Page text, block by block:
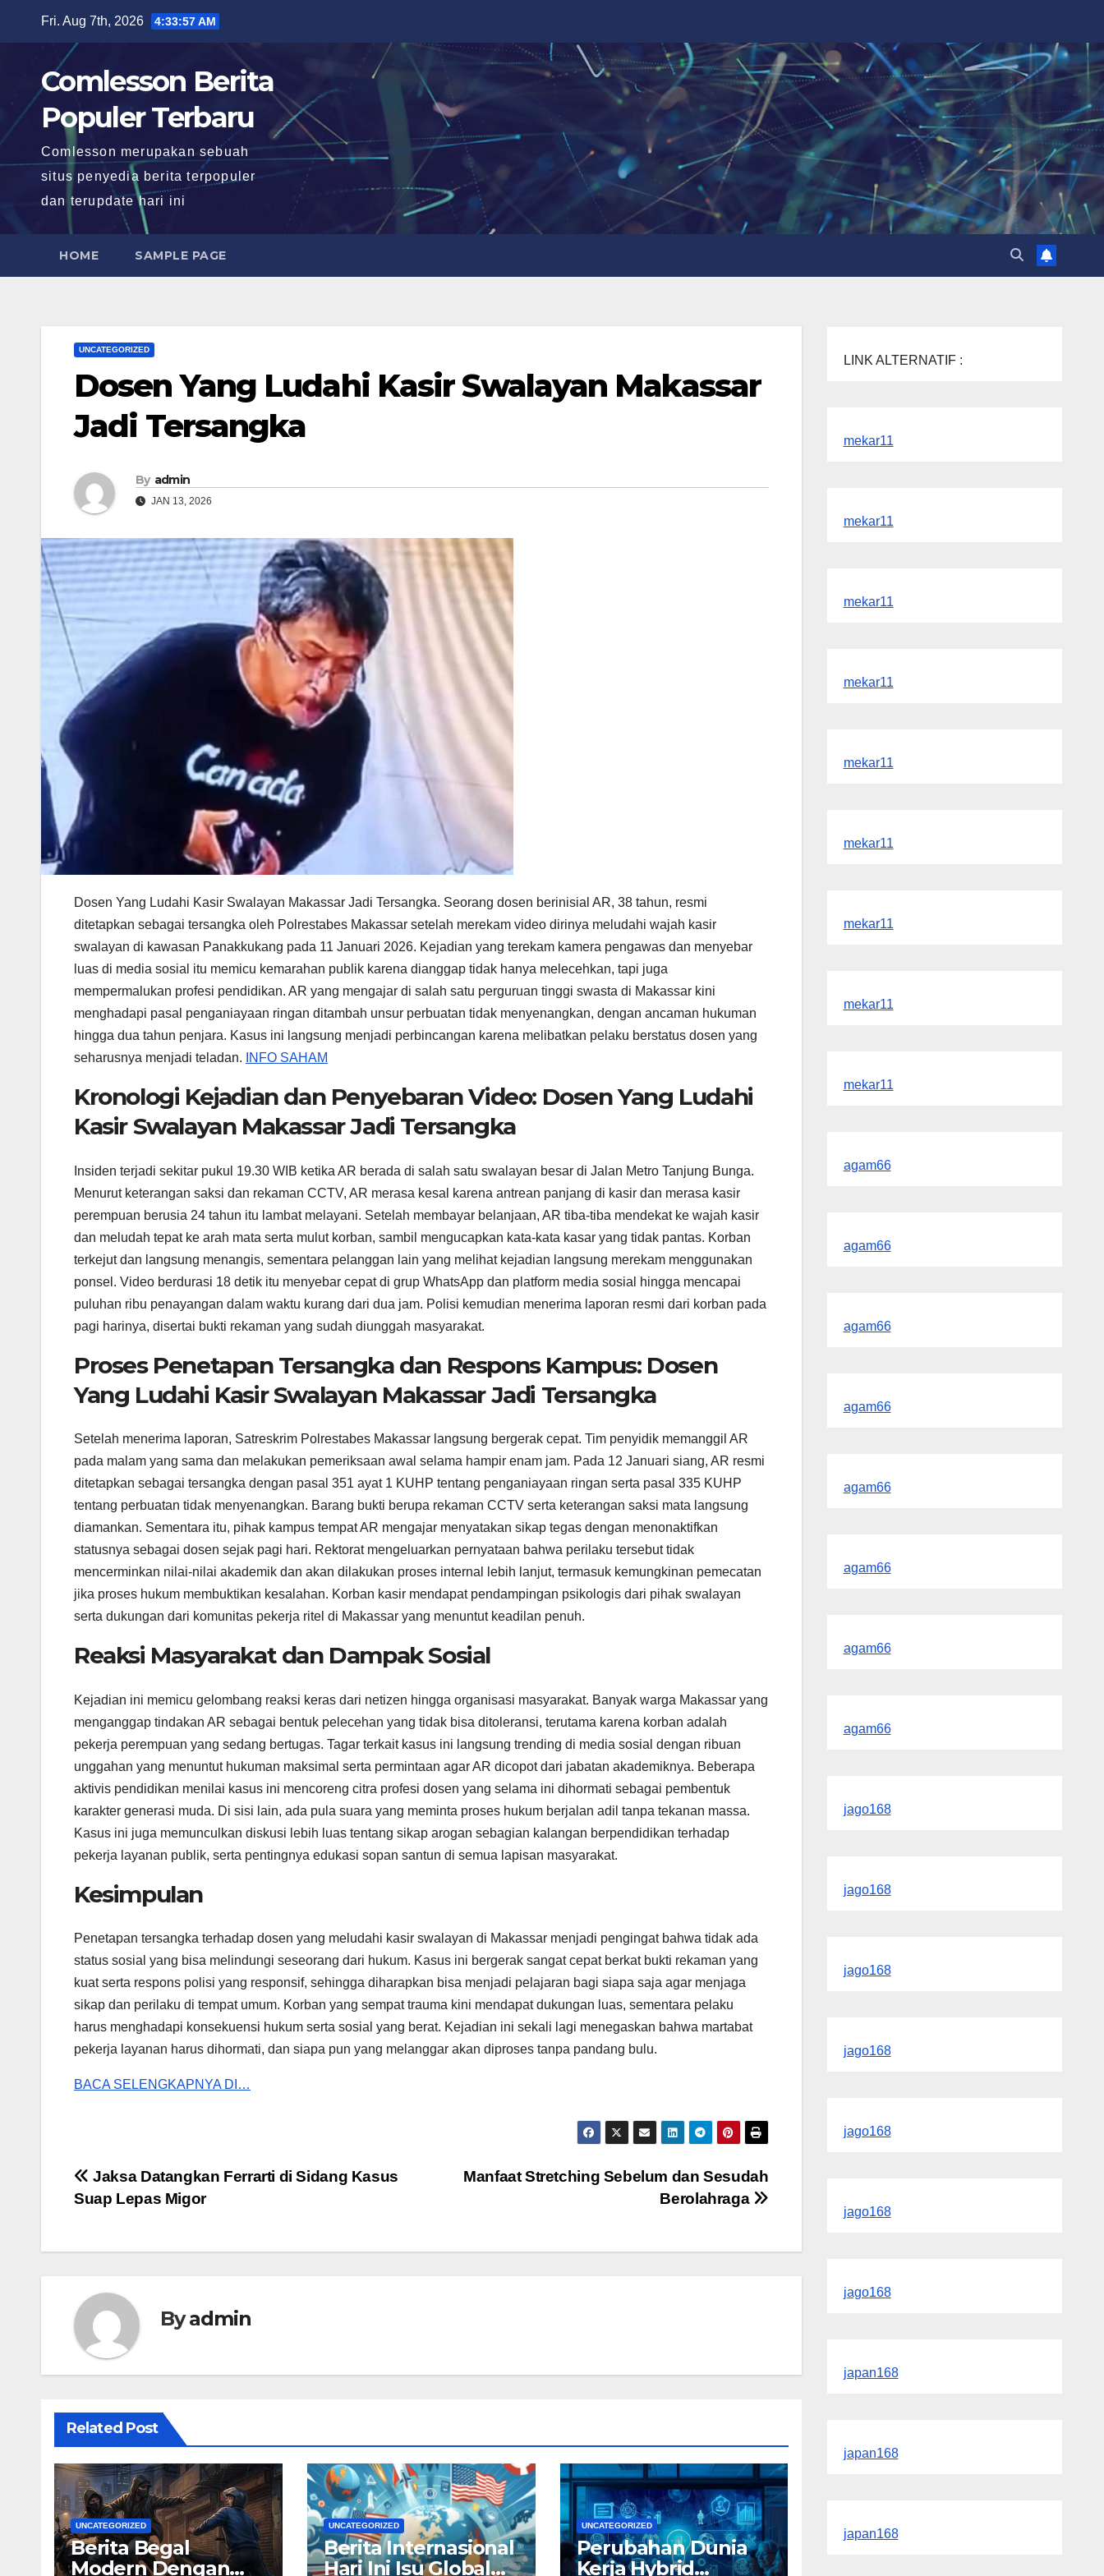
Fri. Aug 7th, 2026 4:33:58 AM
Comlesson Berita
Populer Terbaru
Comlesson merupakan sebuah
situs penyedia berita terpopuler
dan terupdate hari ini
HOME SAMPLE PAGE
UNCATEGORIZED
Dosen Yang Ludahi Kasir Swalayan Makassar
Jadi Tersangka
By admin
JAN 13, 2026
Dosen Yang Ludahi Kasir Swalayan Makassar Jadi Tersangka. Seorang dosen berinisial AR, 38 tahun, resmi
ditetapkan sebagai tersangka oleh Polrestabes Makassar setelah merekam video dirinya meludahi wajah kasir
swalayan di kawasan Panakkukang pada 11 Januari 2026. Kejadian yang terekam kamera pengawas dan menyebar
luas di media sosial itu memicu kemarahan publik karena dianggap tidak hanya melecehkan, tapi juga
mempermalukan profesi pendidikan. AR yang mengajar di salah satu perguruan tinggi swasta di Makassar kini
menghadapi pasal penganiayaan ringan ditambah unsur perbuatan tidak menyenangkan, dengan ancaman hukuman
hingga dua tahun penjara. Kasus ini langsung menjadi perbincangan karena melibatkan pelaku berstatus dosen yang
seharusnya menjadi teladan.
INFO SAHAM
Kronologi Kejadian dan Penyebaran Video: Dosen Yang Ludahi
Kasir Swalayan Makassar Jadi Tersangka
Insiden terjadi sekitar pukul 19.30 WIB ketika AR berada di salah satu swalayan besar di Jalan Metro Tanjung Bunga.
Menurut keterangan saksi dan rekaman CCTV, AR merasa kesal karena antrean panjang di kasir dan merasa kasir
perempuan berusia 24 tahun itu lambat melayani. Setelah membayar belanjaan, AR tiba-tiba mendekat ke wajah kasir
dan meludah tepat ke arah mata serta mulut korban, sambil mengucapkan kata-kata kasar yang tidak pantas. Korban
terkejut dan langsung menangis, sementara pelanggan lain yang melihat kejadian langsung merekam menggunakan
ponsel. Video berdurasi 18 detik itu menyebar cepat di grup WhatsApp dan platform media sosial hingga mencapai
puluhan ribu penayangan dalam waktu kurang dari dua jam. Polisi kemudian menerima laporan resmi dari korban pada
pagi harinya, disertai bukti rekaman yang sudah diunggah masyarakat.
Proses Penetapan Tersangka dan Respons Kampus: Dosen
Yang Ludahi Kasir Swalayan Makassar Jadi Tersangka
Setelah menerima laporan, Satreskrim Polrestabes Makassar langsung bergerak cepat. Tim penyidik memanggil AR
pada malam yang sama dan melakukan pemeriksaan awal selama hampir enam jam. Pada 12 Januari siang, AR resmi
ditetapkan sebagai tersangka dengan pasal 351 ayat 1 KUHP tentang penganiayaan ringan serta pasal 335 KUHP
tentang perbuatan tidak menyenangkan. Barang bukti berupa rekaman CCTV serta keterangan saksi mata langsung
diamankan. Sementara itu, pihak kampus tempat AR mengajar menyatakan sikap tegas dengan menonaktifkan
statusnya sebagai dosen sejak pagi hari. Rektorat mengeluarkan pernyataan bahwa perilaku tersebut tidak
mencerminkan nilai-nilai akademik dan akan dilakukan proses internal lebih lanjut, termasuk kemungkinan pemecatan
jika proses hukum membuktikan kesalahan. Korban kasir mendapat pendampingan psikologis dari pihak swalayan
serta dukungan dari komunitas pekerja ritel di Makassar yang menuntut keadilan penuh.
Reaksi Masyarakat dan Dampak Sosial
Kejadian ini memicu gelombang reaksi keras dari netizen hingga organisasi masyarakat. Banyak warga Makassar yang
menganggap tindakan AR sebagai bentuk pelecehan yang tidak bisa ditoleransi, terutama karena korban adalah
pekerja perempuan yang sedang bertugas. Tagar terkait kasus ini langsung trending di media sosial dengan ribuan
unggahan yang menuntut hukuman maksimal serta permintaan agar AR dicopot dari jabatan akademiknya. Beberapa
aktivis pendidikan menilai kasus ini mencoreng citra profesi dosen yang selama ini dihormati sebagai pembentuk
karakter generasi muda. Di sisi lain, ada pula suara yang meminta proses hukum berjalan adil tanpa tekanan massa.
Kasus ini juga memunculkan diskusi lebih luas tentang sikap arogan sebagian kalangan berpendidikan terhadap
pekerja layanan publik, serta pentingnya edukasi sopan santun di semua lapisan masyarakat.
Kesimpulan
Penetapan tersangka terhadap dosen yang meludahi kasir swalayan di Makassar menjadi pengingat bahwa tidak ada
status sosial yang bisa melindungi seseorang dari hukum. Kasus ini bergerak sangat cepat berkat bukti rekaman yang
kuat serta respons polisi yang responsif, sehingga diharapkan bisa menjadi pelajaran bagi siapa saja agar menjaga
sikap dan perilaku di tempat umum. Korban yang sempat trauma kini mendapat dukungan luas, sementara pelaku
harus menghadapi konsekuensi hukum serta sosial yang berat. Kejadian ini sekali lagi menegaskan bahwa martabat
pekerja layanan harus dihormati, dan siapa pun yang melanggar akan diproses tanpa pandang bulu.
BACA SELENGKAPNYA DI…
Post
navigation
Manfaat Stretching Sebelum dan Sesudah
Berolahraga
Jaksa Datangkan Ferrarti di Sidang Kasus
Suap Lepas Migor
Byadmin
Related Post
UNCATEGORIZED
Berita Begal
Modern Dengan
UNCATEGORIZED
Berita Internasional
Hari Ini Isu Global
UNCATEGORIZED
Perubahan Dunia
Kerja Hybrid
LINK ALTERNATIF :
mekar11
mekar11
mekar11
mekar11
mekar11
mekar11
mekar11
mekar11
mekar11
agam66
agam66
agam66
agam66
agam66
agam66
agam66
agam66
jago168
jago168
jago168
jago168
jago168
jago168
jago168
japan168
japan168
japan168